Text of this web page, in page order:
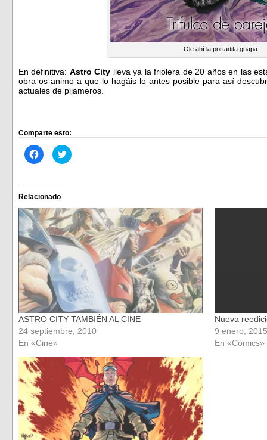
Ole ahí la portadita guapa
En definitiva: Astro City lleva ya la friolera de 20 años en las
obra os animo a que lo hagáis lo antes posible para así
actuales de pijameros.
Comparte esto:
Haz
clic
Facebook
(Se
abre
en
una
ventana
nueva)
Haz
clic
en
una
ventana
nueva)
Relacionado
ASTRO CITY TAMBIÉN AL CINE
24 septiembre, 2010
En «Cine»
Nueva
9 enero, 2015
En «Cómics»